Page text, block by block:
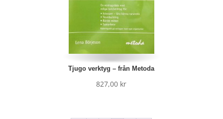
Tjugo verktyg – från Metoda
827,00 kr